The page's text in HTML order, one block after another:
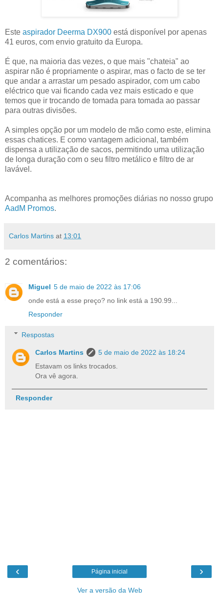
Este aspirador Deerma DX900 está disponível por apenas
41 euros, com envio gratuito da Europa.
É que, na maioria das vezes, o que mais "chateia" ao
aspirar não é propriamente o aspirar, mas o facto de se ter
que andar a arrastar um pesado aspirador, com um cabo
eléctrico que vai ficando cada vez mais esticado e que
temos que ir trocando de tomada para tomada ao passar
para outras divisões.
A simples opção por um modelo de mão como este, elimina
essas chatices. E como vantagem adicional, também
dispensa a utilização de sacos, permitindo uma utilização
de longa duração com o seu filtro metálico e filtro de ar
lavável.
Acompanha as melhores promoções diárias no nosso grupo
AadM Promos.
Carlos Martins at 13:01
2 comentários:
Miguel 5 de maio de 2022 às 17:06
onde está a esse preço? no link está a 190.99...
Responder
Respostas
Carlos Martins
5 de maio de 2022 às 18:24
Estavam os links trocados.
Ora vê agora.
Responder
‹ ›
Página inicial
Ver a versão da Web